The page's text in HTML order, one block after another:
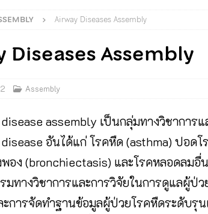
Airway Diseases Assembly
Diseases Assembly
Assembly
assembly เป็นกลุ่มทางวิชาการ
อันได้แก่ โรคหืด (asthma) ปอด
อง (bronchiectasis) และโรคหลอดลมอื่
มทางวิชาการและการวิจัยในการดูแลผู้
การจัดทำฐานข้อมูลผู้ป่วยโรคหืดระดับรุ